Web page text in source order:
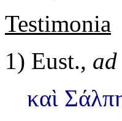
Testimonia
1) Eust.,
καὶ